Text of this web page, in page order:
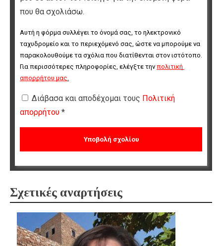
που θα σχολιάσω.
Αυτή η φόρμα συλλέγει το όνομά σας, το ηλεκτρονικό
ταχυδρομείο και το περιεχόμενό σας, ώστε να μπορούμε να
παρακολουθούμε τα σχόλια που διατίθενται στον ιστότοπο.
Για περισσότερες πληροφορίες, ελέγξτε την πολιτική
απορρήτου μας
Διάβασα και αποδέχομαι τους Πολιτική
απορρήτου *
Σχετικές αναρτήσεις